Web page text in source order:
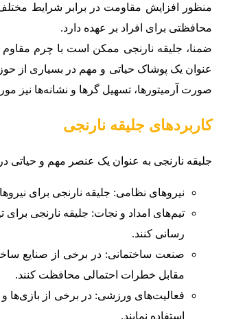
منظور افزایش مقاومت در برابر شرایط
محافظتی برای افراد بر عهده دارد.
ضمنا، جلیقه نارنجی ممکن است با چرم مقاوم
عنوان یک پوشاک حیاتی و مهم در بسیاری از
صورت آرمیتورها، تسهیل گرها و نشانه‌ها نیز
کاربردهای جلیقه نارنجی
جلیقه نارنجی به عنوان یک عنصر مهم و حیاتی
نیروهای نظامی: جلیقه نارنجی برای
تیم‌های امداد و نجات: جلیقه نارنجی
رسانی کنند.
صنعت ساختمانی: در برخی از صنایع
مقابل خطرات احتمالی محافظت کنند.
فعالیت‌های ورزشی: در برخی از بازی‌ها و
استفاده نمایند.